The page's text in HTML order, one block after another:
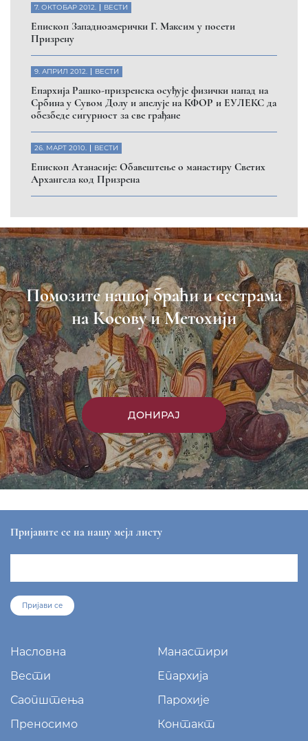
7. ОКТОБАР 2012. ВЕСТИ
Eпископ Западноамерички Г. Максим у посети
Призрену
9. АПРИЛ 2012. ВЕСТИ
Eпархија Рашко-призренска осуђује физички напад на
Србина у Сувом Долу и апелује на КФОР и ЕУЛЕКС да
обезбеде сигурност за све грађане
26. МАРТ 2010. ВЕСТИ
Eпископ Атанасије: Обавештење о манастиру Светих
Архангела код Призрена
Помозите нашој браћи и сестрама
на Косову и Метохији
ДОНИРАЈ
Пријавите се на нашу мејл листу
Пријави се
Насловна
Манастири
Вести
Епархија
Саопштења
Парохије
Преносимо
Контакт